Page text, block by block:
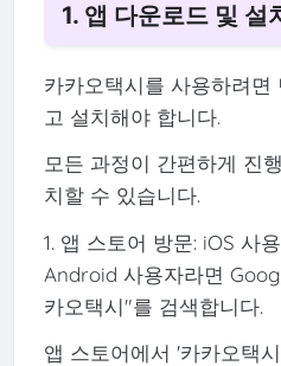
1. 앱 다운로드 및 설
카카오택시를 사용하려
고 설치해야 합니다.
모든 과정이 간편하게 진
치할 수 있습니다.
1. 앱 스토어 방문: iOS 사
Android 사용자라면
카오택시"를 검색합니다.
앱 스토어에서 '카카오택